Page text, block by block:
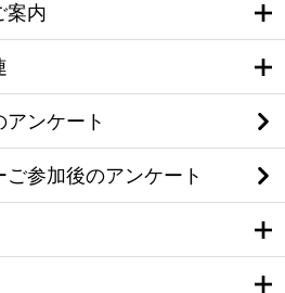
案内
ンケート
参加後のアンケート